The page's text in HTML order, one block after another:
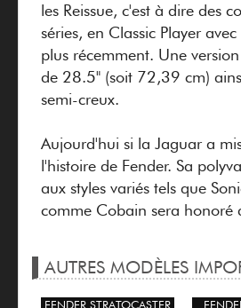
les Reissue, c'est à dire des
séries, en Classic Player
plus récemment. Une
de 28.5" (soit 72,39 cm)
semi-creux.
Aujourd'hui si la Jaguar a
l'histoire de Fender. Sa
aux styles variés tels que
comme Cobain sera honoré
AUTRES MODÈLES
FENDER STRATOCASTER